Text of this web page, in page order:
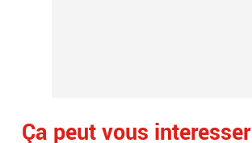
Ça peut vous interesser